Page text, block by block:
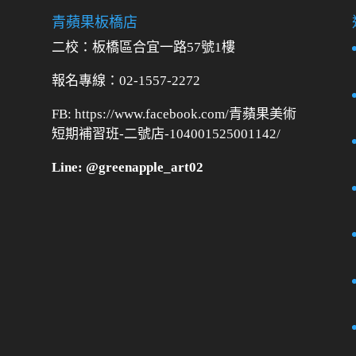
青蘋果板橋店
二校： 板橋區合宜一路57號1樓
報名專線：02-1557-2272
FB: https://www.facebook.com/青蘋果美術
短期補習班-二號店-104001525001142/
Line: @greenapple_art02